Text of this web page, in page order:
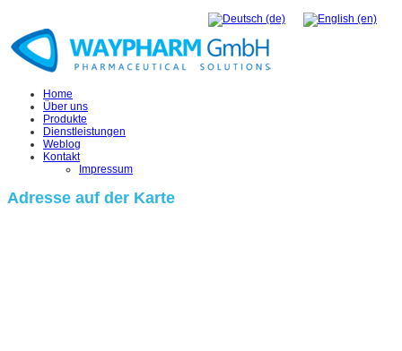
Home
Über uns
Produkte
Dienstleistungen
Weblog
Kontakt
Impressum
Adresse auf der Karte